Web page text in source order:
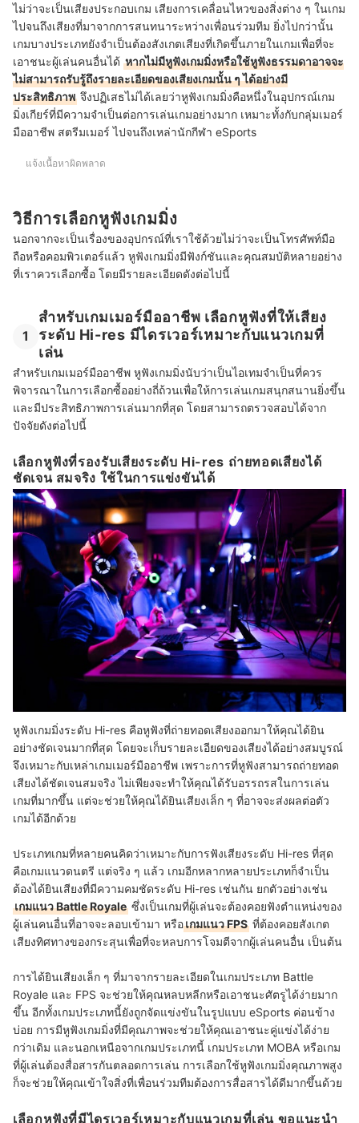
ไม่ว่าจะเป็นเสียงประกอบเกม เสียงการเคลื่อนไหวของสิ่งต่าง ๆ ในเกม
ไปจนถึงเสียงที่มาจากการสนทนาระหว่างเพื่อนร่วมทีม ยิ่งไปกว่านั้น
เกมบางประเภทยังจำเป็นต้องสังเกตเสียงที่เกิดขึ้นภายในเกมเพื่อที่จะ
เอาชนะผู้เล่นคนอื่นได้ หากไม่มีหูฟังเกมมิ่งหรือใช้หูฟังธรรมดาอาจจะ
ไม่สามารถรับรู้ถึงรายละเอียดของเสียงเกมนั้น ๆ ได้อย่างมี
ประสิทธิภาพ จึงปฏิเสธไม่ได้เลยว่าหูฟังเกมมิ่งคือหนึ่งในอุปกรณ์เกม
มิ่งเกียร์ที่มีความจำเป็นต่อการเล่นเกมอย่างมาก เหมาะทั้งกับกลุ่มเมอร์
มืออาชีพ สตรีมเมอร์ ไปจนถึงเหล่านักกีฬา eSports
แจ้งเนื้อหาผิดพลาด
วิธีการเลือกหูฟังเกมมิ่ง
นอกจากจะเป็นเรื่องของอุปกรณ์ที่เราใช้ด้วยไม่ว่าจะเป็นโทรศัพท์มือ
ถือหรือคอมพิวเตอร์แล้ว หูฟังเกมมิ่งมีฟังก์ชันและคุณสมบัติหลายอย่าง
ที่เราควรเลือกซื้อ โดยมีรายละเอียดดังต่อไปนี้
1
สำหรับเกมเมอร์มืออาชีพ เลือกหูฟังที่ให้เสียง
ระดับ Hi-res มีไดรเวอร์เหมาะกับแนวเกมที่
เล่น
สำหรับเกมเมอร์มืออาชีพ หูฟังเกมมิ่งนับว่าเป็นไอเทมจำเป็นที่ควร
พิจารณาในการเลือกซื้ออย่างถี่ถ้วนเพื่อให้การเล่นเกมสนุกสนานยิ่งขึ้น
และมีประสิทธิภาพการเล่นมากที่สุด โดยสามารถตรวจสอบได้จาก
ปัจจัยดังต่อไปนี้
เลือกหูฟังที่รองรับเสียงระดับ Hi-res ถ่ายทอดเสียงได้
ชัดเจน สมจริง ใช้ในการแข่งขันได้
หูฟังเกมมิ่งระดับ Hi-res คือหูฟังที่ถ่ายทอดเสียงออกมาให้คุณได้ยิน
อย่างชัดเจนมากที่สุด โดยจะเก็บรายละเอียดของเสียงได้อย่างสมบูรณ์
จึงเหมาะกับเหล่าเกมเมอร์มืออาชีพ เพราะการที่หูฟังสามารถถ่ายทอด
เสียงได้ชัดเจนสมจริง ไม่เพียงจะทำให้คุณได้รับอรรถรสในการเล่น
เกมที่มากขึ้น แต่จะช่วยให้คุณได้ยินเสียงเล็ก ๆ ที่อาจจะส่งผลต่อตัว
เกมได้อีกด้วย
ประเภทเกมที่หลายคนคิดว่าเหมาะกับการฟังเสียงระดับ Hi-res ที่สุด
คือเกมแนวดนตรี แต่จริง ๆ แล้ว เกมอีกหลากหลายประเภทก็จำเป็น
ต้องได้ยินเสียงที่มีความคมชัดระดับ Hi-res เช่นกัน ยกตัวอย่างเช่น
เกมแนว Battle Royale ซึ่งเป็นเกมที่ผู้เล่นจะต้องคอยฟังตำแหน่งของ
ผู้เล่นคนอื่นที่อาจจะลอบเข้ามา หรือเกมแนว FPS ที่ต้องคอยสังเกต
เสียงทิศทางของกระสุนเพื่อที่จะหลบการโจมตีจากผู้เล่นคนอื่น เป็นต้น
การได้ยินเสียงเล็ก ๆ ที่มาจากรายละเอียดในเกมประเภท Battle
Royale และ FPS จะช่วยให้คุณหลบหลีกหรือเอาชนะศัตรูได้ง่ายมาก
ขึ้น อีกทั้งเกมประเภทนี้ยังถูกจัดแข่งขันในรูปแบบ eSports ค่อนข้าง
บ่อย การมีหูฟังเกมมิ่งที่มีคุณภาพจะช่วยให้คุณเอาชนะคู่แข่งได้ง่าย
กว่าเดิม และนอกเหนือจากเกมประเภทนี้ เกมประเภท MOBA หรือเกม
ที่ผู้เล่นต้องสื่อสารกันตลอดการเล่น การเลือกใช้หูฟังเกมมิ่งคุณภาพสูง
ก็จะช่วยให้คุณเข้าใจสิ่งที่เพื่อนร่วมทีมต้องการสื่อสารได้ดีมากขึ้นด้วย
เลือกหูฟังที่มีไดรเวอร์เหมาะกับแนวเกมที่เล่น ขอแนะนำ